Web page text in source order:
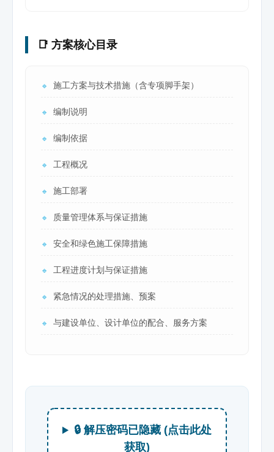
📑 方案核心目录
🔹 施工方案与技术措施（含专项脚手架）
🔹 编制说明
🔹 编制依据
🔹 工程概况
🔹 施工部署
🔹 质量管理体系与保证措施
🔹 安全和绿色施工保障措施
🔹 工程进度计划与保证措施
🔹 紧急情况的处理措施、预案
🔹 与建设单位、设计单位的配合、服务方案
🔒 解压密码已隐藏 (点击此处
获取)